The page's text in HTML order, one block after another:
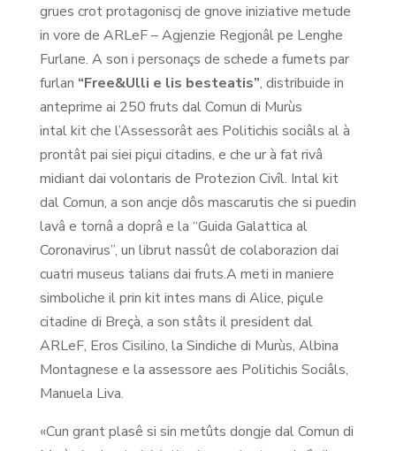
grues crot protagoniscj de gnove iniziative metude
in vore de ARLeF – Agjenzie Regjonâl pe Lenghe
Furlane. A son i personaçs de schede a fumets par
furlan “Free&Ulli e lis besteatis”, distribuide in
anteprime ai 250 fruts dal Comun di Murùs
intal kit che l’Assessorât aes Politichis sociâls al à
prontât pai siei piçui citadins, e che ur à fat rivâ
midiant dai volontaris de Protezion Civîl. Intal kit
dal Comun, a son ancje dôs mascarutis che si puedin
lavâ e tornâ a doprâ e la “Guida Galattica al
Coronavirus”, un librut nassût de colaborazion dai
cuatri museus talians dai fruts.A meti in maniere
simboliche il prin kit intes mans di Alice, piçule
citadine di Breçà, a son stâts il president dal
ARLeF, Eros Cisilino, la Sindiche di Murùs, Albina
Montagnese e la assessore aes Politichis Sociâls,
Manuela Liva.
«Cun grant plasê si sin metûts dongje dal Comun di